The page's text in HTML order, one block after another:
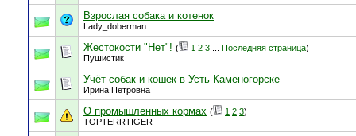
Взрослая собака и котенок
Lady_doberman
Жестокости "Нет"! ( 1 2 3 Последняя страница)
Пушистик
Учёт собак и кошек в Усть-Каменогорске
Ирина Петровна
О промышленных кормах ( 1 2 3)
TOPTERRTIGER